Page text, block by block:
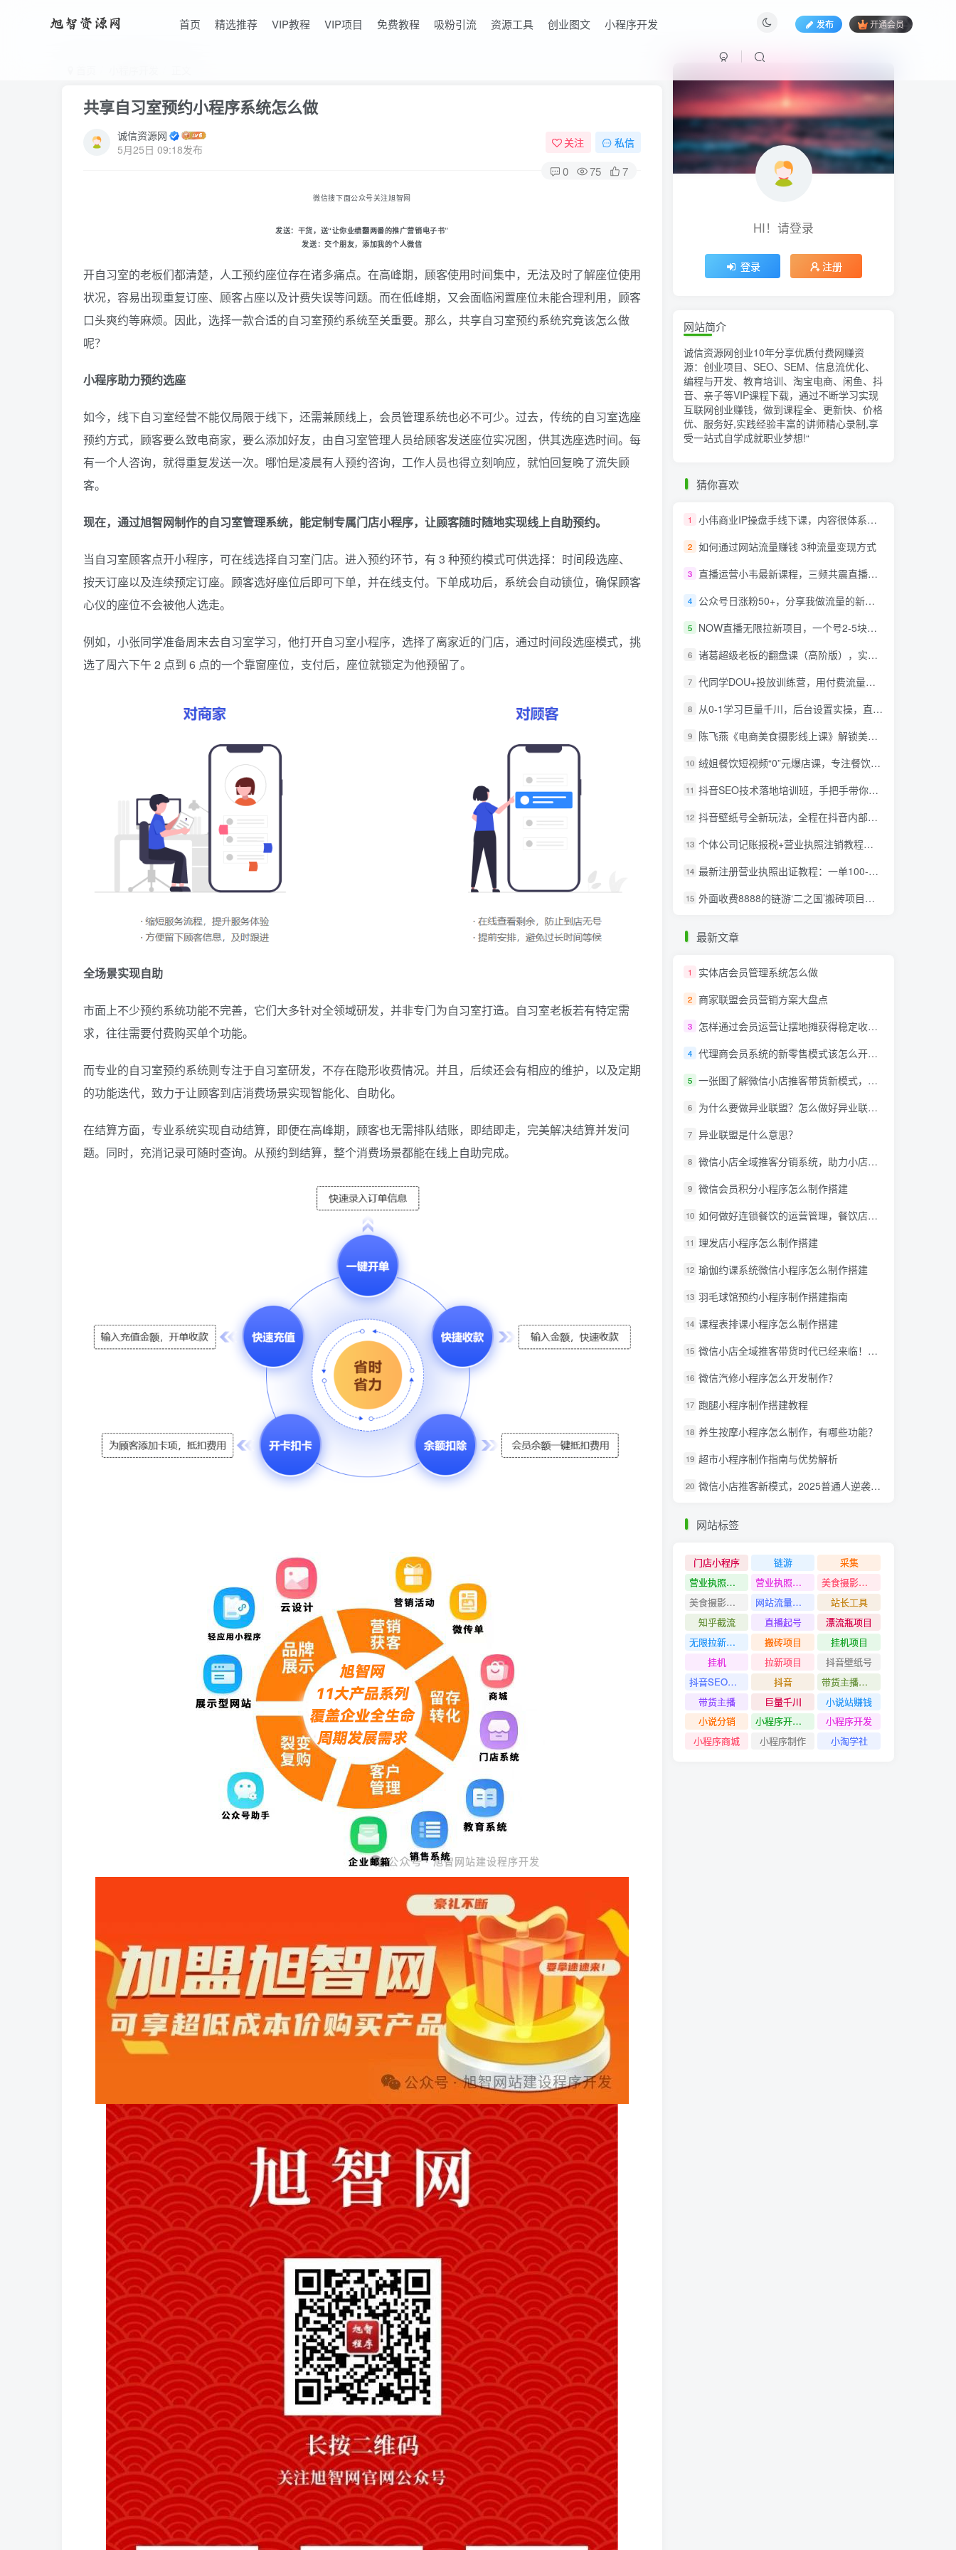
首页 精选推荐 VIP教程 VIP项目 免费教程 吸粉引流 资源工具 创业图文 小程序开发 发布 开通会员
共享自习室预约小程序系统怎么做
诚信资源网
5月25日 09:18发布
关注 私信
0 75 7
微信搜下面公众号关注旭智网
发送： 干货，送“让你业绩翻两番的推广营销电子书”
发送：交个朋友，添加我的个人微信
开自习室的老板们都清楚，人工预约座位存在诸多痛点。在高峰期，顾客使用时间集中，无法及时了解座位使用
状况，容易出现重复订座、顾客占座以及计费失误等问题。而在低峰期，又会面临闲置座位未能合理利用，顾客
口头爽约等麻烦。因此，选择一款合适的自习室预约系统至关重要。那么，共享自习室预约系统究竟该怎么做
呢？
小程序助力预约选座
如今，线下自习室经营不能仅局限于线下，还需兼顾线上，会员管理系统也必不可少。过去，传统的自习室选座
预约方式，顾客要么致电商家，要么添加好友，由自习室管理人员给顾客发送座位实况图，供其选座选时间。每
有一个人咨询，就得重复发送一次。哪怕是凌晨有人预约咨询，工作人员也得立刻响应，就怕回复晚了流失顾
客。
现在，通过旭智网制作的自习室管理系统，能定制专属门店小程序，让顾客随时随地实现线上自助预约。
当自习室顾客点开小程序，可在线选择自习室门店。进入预约环节，有 3 种预约模式可供选择：时间段选座、
按天订座以及连续预定订座。顾客选好座位后即可下单，并在线支付。下单成功后，系统会自动锁位，确保顾客
心仪的座位不会被他人选走。
例如，小张同学准备周末去自习室学习，他打开自习室小程序，选择了离家近的门店，通过时间段选座模式，挑
选了周六下午 2 点到 6 点的一个靠窗座位，支付后，座位就锁定为他预留了。
全场景实现自助
市面上不少预约系统功能不完善，它们大多针对全领域研发，并非专门为自习室打造。自习室老板若有特定需
求，往往需要付费购买单个功能。
而专业的自习室预约系统则专注于自习室研发，不存在隐形收费情况。并且，后续还会有相应的维护，以及定期
的功能迭代，致力于让顾客到店消费场景实现智能化、自助化。
在结算方面，专业系统实现自动结算，即便在高峰期，顾客也无需排队结账，即结即走，完美解决结算并发问
题。同时，充消记录可随时查询。从预约到结算，整个消费场景都能在线上自助完成。
HI！请登录
HI！请登录
登录 注册
网站简介
诚信资源网创业10年分享优质付费网赚资
源：创业项目、SEO、SEM、信息流优化、
编程与开发、教育培训、淘宝电商、闲鱼、抖
音、亲子等VIP课程下载，通过不断学习实现
互联网创业赚钱，做到课程全、更新快、价格
优、服务好,实践经验丰富的讲师精心录制,享
受一站式自学成就职业梦想!“
猜你喜欢
1 小伟商业IP操盘手线下课，​内容很体系值得一学 原价16800
2 如何通过网站流量赚钱 3种流量变现方式
3 直播运营小韦最新课程，三频共震直播起号5.0版本更细致，玩法更新颖
4 公众号日涨粉50+，分享我做流量的新渠道
5 NOW直播无限拉新项目，一个号2-5块钱，单号每天稳定50+
6 诸葛超级老板的翻盘课（高阶版），实体老板的起号课，诸葛一到流量必爆
7 代同学DOU+投放训练营，用付费流量撬动大额自然流量，过得超额变现转化
8 从0-1学习巨量千川，后台设置实操，直播带货篇，新手小白入门千川必听课
9 陈飞燕《电商美食摄影线上课》解锁美食摄影技巧+快速变现+工资or销量翻倍
10 绒姐餐饮短视频“0”元爆店课，专注餐饮线上线下运营干货
11 抖音SEO技术落地培训班，手‬把手带你做好音抖‬‬SEO
12 抖音壁纸号全新玩法，全程在抖音内部即可直接变现
13 个体公司记账报税+营业执照注销教程：小白一看就会，某淘接业务一单搞几百
14 最新注册营业执照出证教程：一单100-500，日赚300+无任何问题（全国通用）
15 外面收费8888的链游‘二之国’搬砖项目，20开日收益400+【详细操作教程】
最新文章
1 实体店会员管理系统怎么做
2 商家联盟会员营销方案大盘点
3 怎样通过会员运营让摆地摊获得稳定收入？
4 代理商会员系统的新零售模式该怎么开发呢？
5 一张图了解微信小店推客带货新模式，详解什么是推客带货？微信小店推客机构怎么玩？
6 为什么要做异业联盟？怎么做好异业联盟？
7 异业联盟是什么意思？
8 微信小店全域推客分销系统，助力小店商家达人创作者抢占万亿蓝海市场！
9 微信会员积分小程序怎么制作搭建
10 如何做好连锁餐饮的运营管理，餐饮店小程序需要什么功能?
11 理发店小程序怎么制作搭建
12 瑜伽约课系统微信小程序怎么制作搭建
13 羽毛球馆预约小程序制作搭建指南
14 课程表排课小程序怎么制作搭建
15 微信小店全域推客带货时代已经来临！微信推客分享系统助力抢夺红利！
16 微信汽修小程序怎么开发制作？
17 跑腿小程序制作搭建教程
18 养生按摩小程序怎么制作，有哪些功能？
19 超市小程序制作指南与优势解析
20 微信小店推客新模式，2025普通人逆袭的亿级财富新风口
网站标签
门店小程序 链游
采集
营业执照注销教程
营业执照出证教程
美食摄影课程
美食摄影教程
网站流量赚钱
站长工具
知乎截流
直播起号
漂流瓶项目
无限拉新项目
搬砖项目
挂机项目
挂机
拉新项目
抖音壁纸号
抖音SEO技术
抖音
带货主播创造营
带货主播
巨量千川
小说站赚钱
小说分销
小程序开发#小程序制作
小程序开发
小程序商城
小程序制作 小淘学社